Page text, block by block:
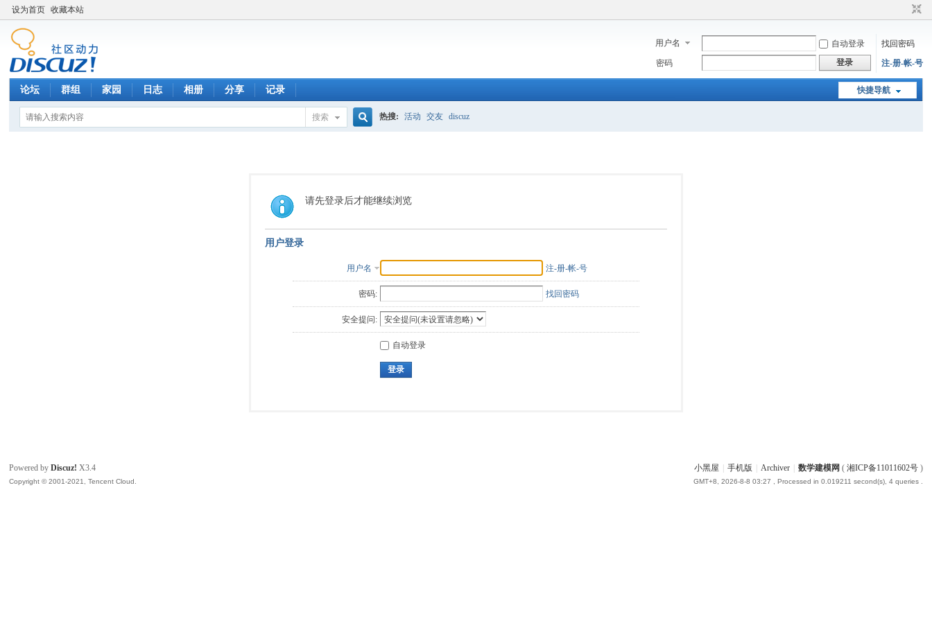
设为首页 收藏本站
用户名 自动登录
找回密码
密码
登录 注-册-帐-号
快捷导航
论坛 群组 家园 日志 相册 分享 记录
搜索
索
热搜: 活动 交友 discuz
请先登录后才能继续浏览
用户登录
用户名 注-册-帐-号
密码: 找回密码
安全提问:
自动登录
登录
小黑屋 手机版 Archiver 数学建模网 ( 湘ICP备11011602号)
GMT+8, 2026-8-8 03:27 , Processed in 0.019211 second(s), 4 queries .
Powered byDiscuz! X3.4
Copyright © 2001-2021, Tencent Cloud.